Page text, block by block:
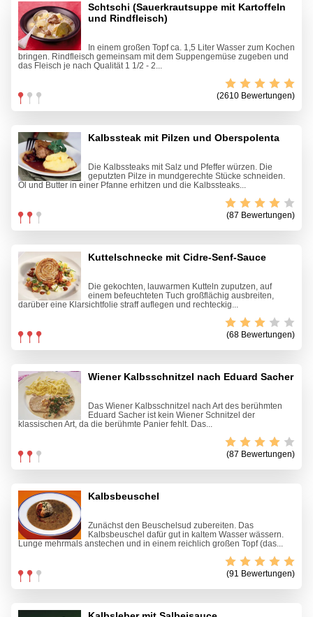
Schtschi (Sauerkrautsuppe mit Kartoffeln
und Rindfleisch)
In einem großen Topf ca. 1,5 Liter Wasser zum Kochen
bringen. Rindfleisch gemeinsam mit dem Suppengemüse zugeben und
das Fleisch je nach Qualität 1 1/2 - 2...
(2610 Bewertungen)
Kalbssteak mit Pilzen und Oberspolenta
Die Kalbssteaks mit Salz und Pfeffer würzen. Die
geputzten Pilze in mundgerechte Stücke schneiden.
Öl und Butter in einer Pfanne erhitzen und die Kalbssteaks...
(87 Bewertungen)
Kuttelschnecke mit Cidre-Senf-Sauce
Die gekochten, lauwarmen Kutteln zuputzen, auf
einem befeuchteten Tuch großflächig ausbreiten,
darüber eine Klarsichtfolie straff auflegen und rechteckig...
(68 Bewertungen)
Wiener Kalbsschnitzel nach Eduard Sacher
Das Wiener Kalbsschnitzel nach Art des berühmten
Eduard Sacher ist kein Wiener Schnitzel der
klassischen Art, da die berühmte Panier fehlt. Das...
(87 Bewertungen)
Kalbsbeuschel
Zunächst den Beuschelsud zubereiten. Das
Kalbsbeuschel dafür gut in kaltem Wasser wässern.
Lunge mehrmals anstechen und in einem reichlich großen Topf (das...
(91 Bewertungen)